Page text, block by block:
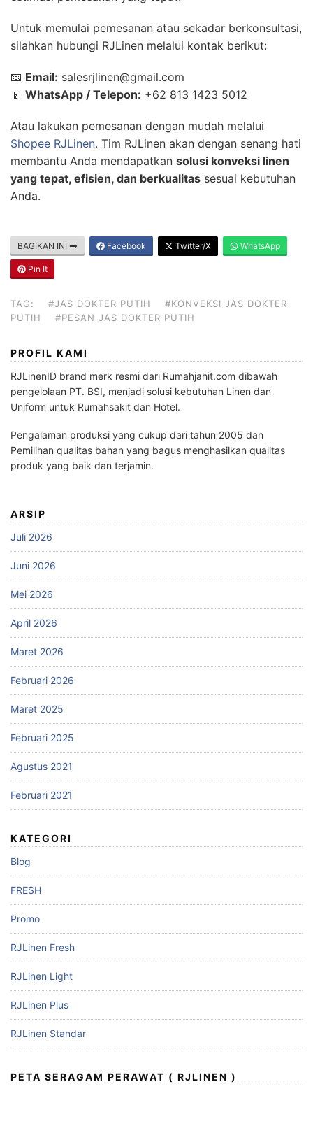
Untuk memulai pemesanan atau sekadar berkonsultasi,
silahkan hubungi RJLinen melalui kontak berikut:
📧 Email: salesrjlinen@gmail.com
📱 WhatsApp / Telepon: +62 813 1423 5012
Atau lakukan pemesanan dengan mudah melalui
Shopee RJLinen. Tim RJLinen akan dengan senang hati
membantu Anda mendapatkan solusi konveksi linen
yang tepat, efisien, dan berkualitas sesuai kebutuhan
Anda.
BAGIKAN INI Facebook Twitter/X WhatsApp
Pin It
TAG: #JAS DOKTER PUTIH
#KONVEKSI JAS DOKTER
PUTIH
#PESAN JAS DOKTER PUTIH
PROFIL KAMI
RJLinenID brand merk resmi dari Rumahjahit.com dibawah
pengelolaan PT. BSI, menjadi solusi kebutuhan Linen dan
Uniform untuk Rumahsakit dan Hotel.
Pengalaman produksi yang cukup dari tahun 2005 dan
Pemilihan qualitas bahan yang bagus menghasilkan qualitas
produk yang baik dan terjamin.
ARSIP
Juli 2026
Juni 2026
Mei 2026
April 2026
Maret 2026
Februari 2026
Maret 2025
Februari 2025
Agustus 2021
Februari 2021
KATEGORI
Blog
FRESH
Promo
RJLinen Fresh
RJLinen Light
RJLinen Plus
RJLinen Standar
PETA SERAGAM PERAWAT ( RJLINEN )